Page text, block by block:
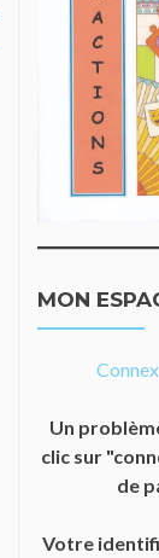
MON
Un
clic sur
de
Votre